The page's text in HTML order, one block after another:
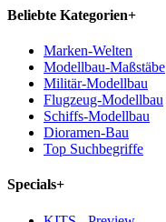
Beliebte Kategorien+
Marken-Welten
Modellbau-Maßstäbe
Militär-Modellbau
Flugzeug-Modellbau
Schiffs-Modellbau
Dioramen-Bau
Top Suchbegriffe
Specials+